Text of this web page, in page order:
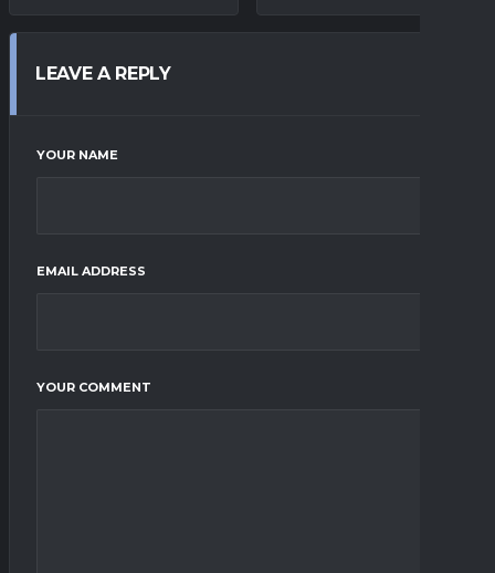
LEAVE A REPLY
YOUR NAME
EMAIL ADDRESS
YOUR COMMENT